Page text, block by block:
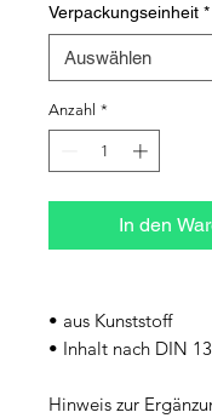
Verpackungseinheit *
Anzahl *
In den
• aus Kunststoff
• Inhalt nach DIN
Hinweis zur